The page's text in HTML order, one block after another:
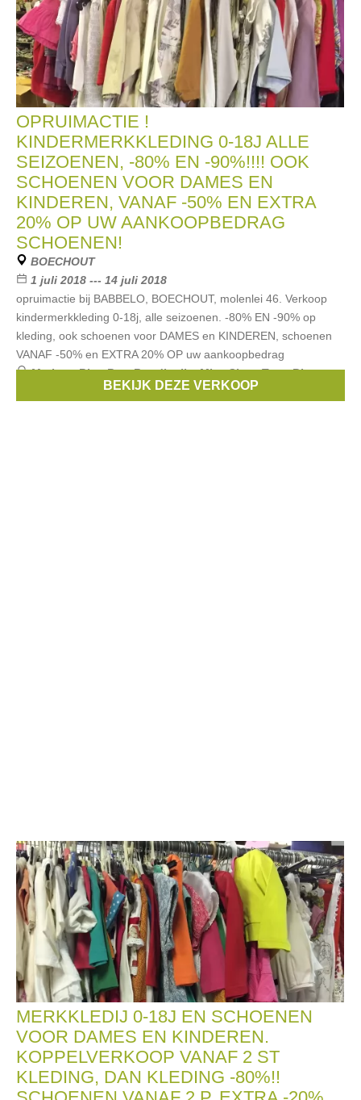
OPRUIMACTIE !
KINDERMERKKLEDING 0-18J ALLE
SEIZOENEN, -80% EN -90%!!!! OOK
SCHOENEN VOOR DAMES EN
KINDEREN, VANAF -50% EN EXTRA
20% OP UW AANKOOPBEDRAG
SCHOENEN!
BOECHOUT
1 juli 2018 --- 14 juli 2018
opruimactie bij BABBELO, BOECHOUT, molenlei 46. Verkoop
kindermerkkleding 0-18j, alle seizoenen. -80% EN -90% op
kleding, ook schoenen voor DAMES en KINDEREN, schoenen
VANAF -50% en EXTRA 20% OP uw aankoopbedrag
Merken:Blue Bay,Rondinella,Miss Sixty,Terre Bleue,
BEKIJK DEZE VERKOOP
MERKKLEDIJ 0-18J EN SCHOENEN
VOOR DAMES EN KINDEREN.
KOPPELVERKOOP VANAF 2 ST
KLEDING, DAN KLEDING -80%!!